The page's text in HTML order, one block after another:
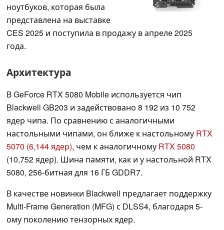
ноутбуков, которая была
представлена на выставке
CES 2025 и поступила в продажу в апреле 2025
года.
Архитектура
В GeForce RTX 5080 Mobile используется чип
Blackwell GB203 и задействовано 8 192 из 10 752
ядер чипа. По сравнению с аналогичными
настольными чипами, он ближе к настольному RTX
5070 (6,144 ядер), чем к аналогичному RTX 5080
(10,752 ядер). Шина памяти, как и у настольной RTX
5080, 256-битная для 16 ГБ GDDR7.
В качестве новинки Blackwell предлагает поддержку
Multi-Frame Generation (MFG) с DLSS4, благодаря 5-
ому поколению тензорных ядер.